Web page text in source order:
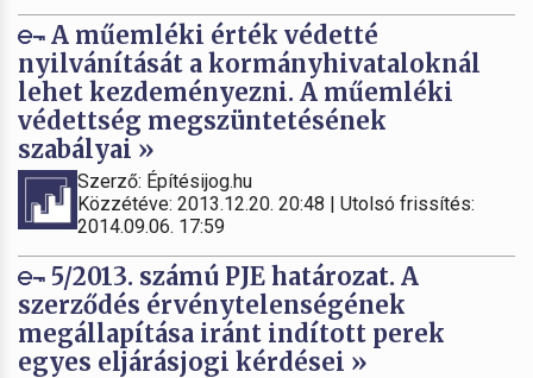
A műemléki érték védetté
nyilvánítását a kormányhivataloknál
lehet kezdeményezni. A műemléki
védettség megszüntetésének
szabályai »
Szerző: Építésijog.hu
Közzétéve: 2013.12.20. 20:48 | Utolsó frissítés:
2014.09.06. 17:59
5/2013. számú PJE határozat. A
szerződés érvénytelenségének
megállapítása iránt indított perek
egyes eljárásjogi kérdései »